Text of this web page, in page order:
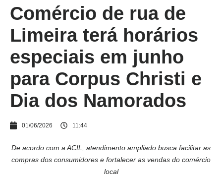
Comércio de rua de
Limeira terá horários
especiais em junho
para Corpus Christi e
Dia dos Namorados
01/06/2026 11:44
De acordo com a ACIL, atendimento ampliado busca facilitar as
compras dos consumidores e fortalecer as vendas do comércio
local